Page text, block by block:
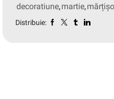
decoratiune,martie,
Distribuie: